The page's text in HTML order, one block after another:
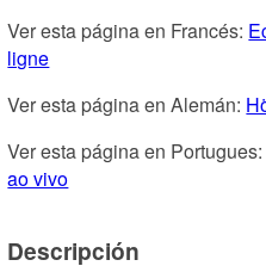
Ver esta página en Francés:
ligne
Ver esta página en Alemán:
Ver esta página en Portugues:
ao vivo
Descripción